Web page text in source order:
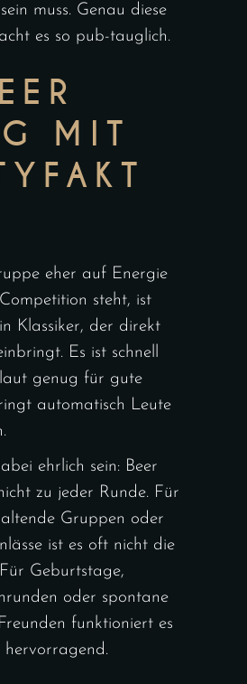
muss. Genau diese
es so pub-tauglich.
MIT
eher auf Energie
steht, ist
Klassiker, der direkt
Es ist schnell
genug für gute
automatisch Leute
ehrlich sein: Beer
zu jeder Runde. Für
Gruppen oder
ist es oft nicht die
Geburtstage,
oder spontane
funktioniert es